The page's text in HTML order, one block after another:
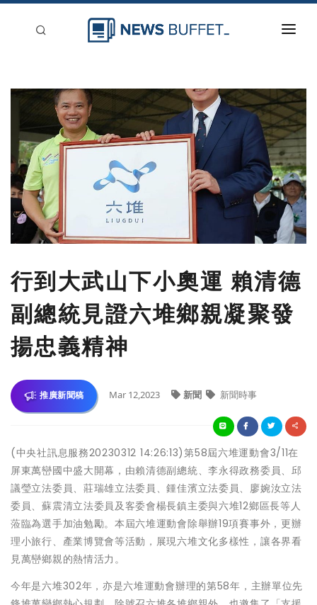
新聞稿分類
登入
刊登
行到大武山下小奧運 賴清德
副總統見證六堆鄉親凝聚發
揚忠義精神
推廣新聞稿 Mar 12,2023 新聞 新聞時事
(中央社訊息服務20230312 14:26:13)第58屆六堆運動會3/11在
屏東萬巒國中盛大開幕，由賴清德副總統、李永得政務委員、邱
議瑩立法委員、莊瑞雄立法委員、鍾佳濱立法委員、廖婉汝立法
委員、蘇震清立法委員及客委會楊長鎮主委與六堆12鄉區長等人
蒞臨為選手加油勉勵。本屆六堆運動會除舉辦19項賽事外，更辦
理小旅行、產業博覽會等活動，展現六堆文化多樣性，讓各界看
見萬巒鄉親的熱情活力。
今年是六堆302年，亦是六堆運動會辦理的第58年，主辦單位先